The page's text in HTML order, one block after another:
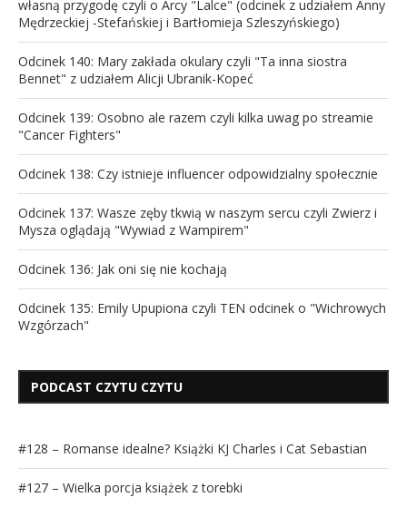
własną przygodę czyli o Arcy "Lalce" (odcinek z udziałem Anny
Mędrzeckiej -Stefańskiej i Bartłomieja Szleszyńskiego)
Odcinek 140: Mary zakłada okulary czyli "Ta inna siostra
Bennet" z udziałem Alicji Ubranik-Kopeć
Odcinek 139: Osobno ale razem czyli kilka uwag po streamie
"Cancer Fighters"
Odcinek 138: Czy istnieje influencer odpowidzialny społecznie
Odcinek 137: Wasze zęby tkwią w naszym sercu czyli Zwierz i
Mysza oglądają "Wywiad z Wampirem"
Odcinek 136: Jak oni się nie kochają
Odcinek 135: Emily Upupiona czyli TEN odcinek o "Wichrowych
Wzgórzach"
PODCAST CZYTU CZYTU
#128 – Romanse idealne? Książki KJ Charles i Cat Sebastian
#127 – Wielka porcja książek z torebki